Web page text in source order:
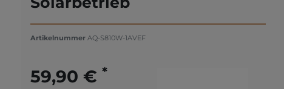
Artikelnummer AQ-S810W-1AVEF
59,90 € *